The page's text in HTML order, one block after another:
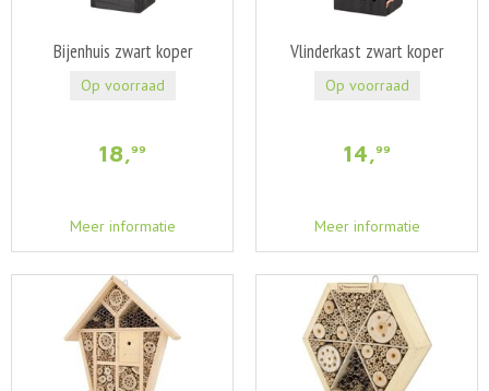
Bijenhuis zwart koper
18,99
Meer informatie
Op voorraad
Vlinderkast zwart koper
14,99
Meer informatie
Op voorraad